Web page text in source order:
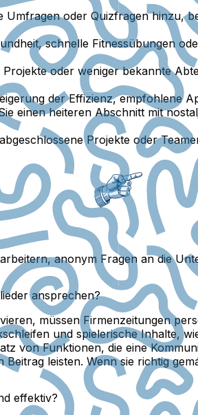
Umfragen oder Quizfragen hinzu,
schnelle Fitnessübungen
oder weniger bekannte
der Effizienz, empfohlene
einen heiteren Abschnitt mit
Projekte oder
anonym Fragen an die
ansprechen?
müssen Firmenzeitungen
und spielerische Inhalte,
von Funktionen, die eine
leisten. Wenn sie richtig
effektiv?